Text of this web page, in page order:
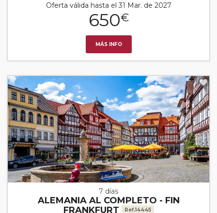
Oferta válida hasta el 31 Mar. de 2027
650€
MÁS INFO
7 días
ALEMANIA AL COMPLETO - FIN
FRANKFURT
Ref.14445